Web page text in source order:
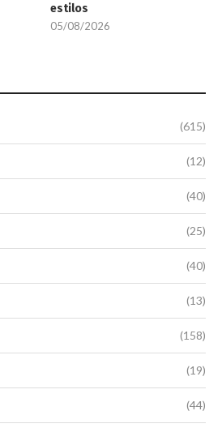
estilos
05/08/2026
(615)
(12)
(40)
(25)
(40)
(13)
(158)
(19)
(44)